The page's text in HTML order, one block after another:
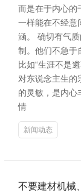
而是在于内心的
一样能在不经意
涵。 确切有气
制。他们不急于
比如“生涯不是
对东说念主生的
的灵敏，是内心
情
新闻动态
不要建材机械